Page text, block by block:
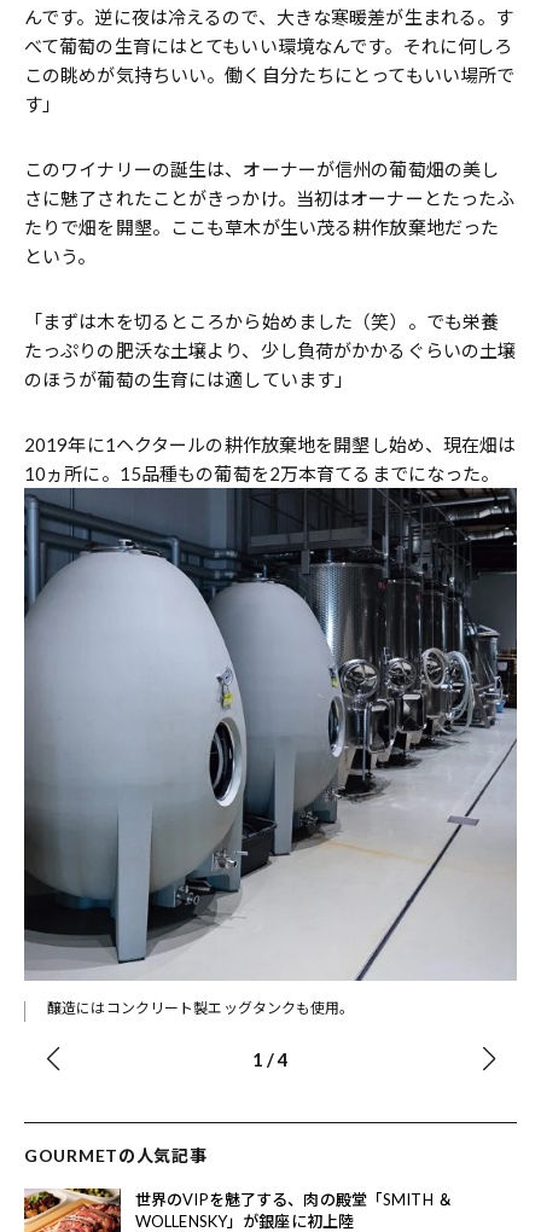
んです。逆に夜は冷えるので、大きな寒暖差が生まれる。す
べて葡萄の生育にはとてもいい環境なんです。それに何しろ
この眺めが気持ちいい。働く自分たちにとってもいい場所で
す」
このワイナリーの誕生は、オーナーが信州の葡萄畑の美し
さに魅了されたことがきっかけ。当初はオーナーとたったふ
たりで畑を開墾。ここも草木が生い茂る耕作放棄地だった
という。
「まずは木を切るところから始めました（笑）。でも栄養
たっぷりの肥沃な土壌より、少し負荷がかかるぐらいの土壌
のほうが葡萄の生育には適しています」
2019年に1ヘクタールの耕作放棄地を開墾し始め、現在畑は
10ヵ所に。15品種もの葡萄を2万本育てるまでになった。
醸造にはコンクリート製エッグタンクも使用。
1 /4
GOURMETの人気記事
世界のVIPを魅了する、肉の殿堂「SMITH ＆
WOLLENSKY」が銀座に初上陸